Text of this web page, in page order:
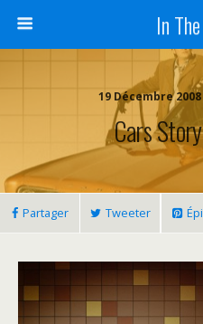
In
19 Décembre
Cars
Partager Tweeter